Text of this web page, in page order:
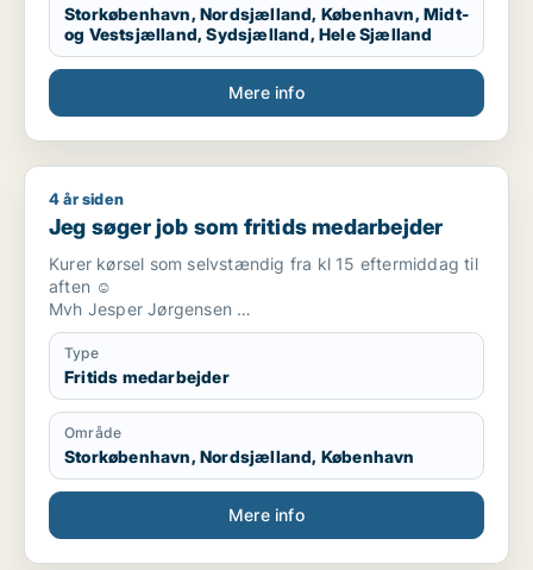
Storkøbenhavn, Nordsjælland, København, Midt-
og Vestsjælland, Sydsjælland, Hele Sjælland
Mere info
Jeg søger job som fritids medarbejder
4 år siden
Jeg søger job som fritids medarbejder
Kurer kørsel som selvstændig fra kl 15 eftermiddag til
aften ☺️
Mvh Jesper Jørgensen
Tlf [xxxxx]
Type
Fritids medarbejder
Område
Storkøbenhavn, Nordsjælland, København
Mere info